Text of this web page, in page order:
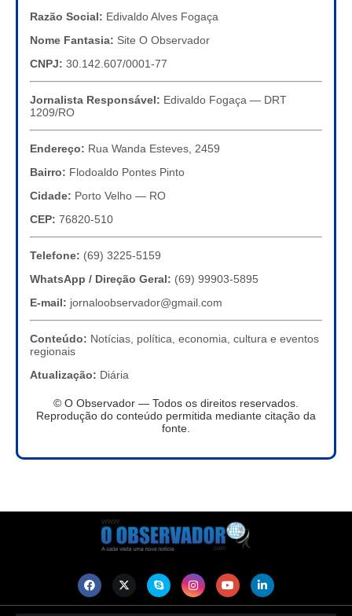
Razão Social: Edivaldo Alves Fogaça
Nome Fantasia: Site O Observador
CNPJ: 30.142.607/0001-77
Jornalista Responsável: Edivaldo Fogaça — DRT
1209/RO
Endereço: Rua Wanda Esteves, 2459
Bairro: Flodoaldo Pontes Pinto
Cidade: Porto Velho — RO
CEP: 76820-510
Telefone: (69) 3225-5159
WhatsApp / Direção Geral: (69) 99903-5895
E-mail: jornaloobservador@gmail.com
Conteúdo: Notícias, política, economia, cultura e eventos
regionais
Atualização: Diária
© O Observador — Todos os direitos reservados.
Reprodução do conteúdo permitida mediante citação da
fonte.